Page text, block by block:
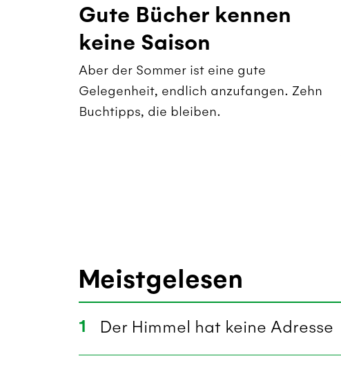
Gute Bücher kennen
keine Saison
Aber der Sommer ist eine gute
Gelegenheit, endlich anzufangen. Zehn
Buchtipps, die bleiben.
Meistgelesen
1 Der Himmel hat keine Adresse